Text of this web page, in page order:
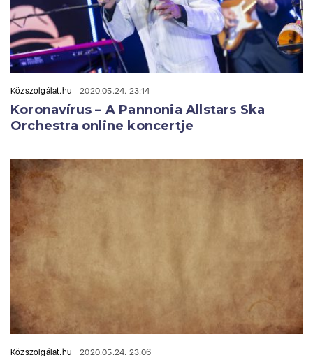
Közszolgálat.hu 2020.05.24. 23:14
Koronavírus – A Pannonia Allstars Ska
Orchestra online koncertje
Közszolgálat.hu 2020.05.24. 23:06